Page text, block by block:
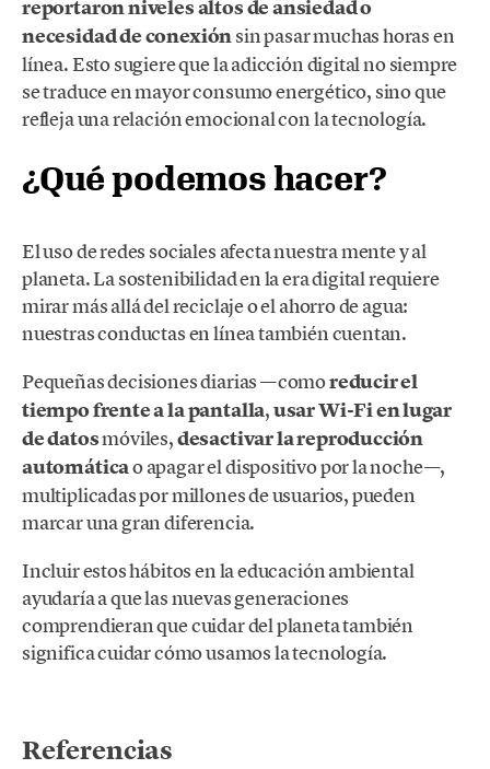
reportaron niveles altos de ansiedad o
necesidad de conexiónsin pasar muchas horas en
línea. Esto sugiere que la adicción digital no siempre
se traduce en mayor consumo energético, sino que
refleja una relación emocional con la tecnología.
¿Qué podemos hacer?
El uso de redes sociales afecta nuestra mente y al
planeta. La sostenibilidad en la era digital requiere
mirar más allá del reciclaje o el ahorro de agua:
nuestras conductas en línea también cuentan.
Pequeñas decisiones diarias —comoreducir el
tiempo frente a la pantalla,usar Wi-Fi en lugar
de datosmóviles,desactivar la reproducción
automáticao apagar el dispositivo por la noche—,
multiplicadas por millones de usuarios, pueden
marcar una gran diferencia.
Incluir estos hábitos en la educación ambiental
ayudaría a que las nuevas generaciones
comprendieran que cuidar del planeta también
significa cuidar cómo usamos la tecnología.
Referencias